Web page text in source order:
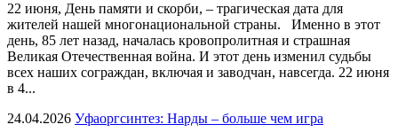
22 июня, День памяти и скорби, – трагическая дата для
жителей нашей многонациональной страны. Именно в этот
день, 85 лет назад, началась кровопролитная и страшная
Великая Отечественная война. И этот день изменил судьбы
всех наших сограждан, включая и заводчан, навсегда. 22 июня
в 4...
24.04.2026 Уфаоргсинтез: Нарды – больше чем игра